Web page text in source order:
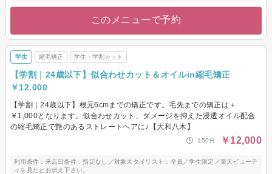
このメニューで予約
学生 縮毛矯正 学生・学割カット
【学割｜24歳以下】似合わせカット＆オイルin縮毛矯正
￥12.000
【学割｜24歳以下】根元6cmまでの矯正です。毛先までの矯正は＋
￥1,000となります。似合わせカット、ダメージを抑えた浸透オイル配合
の縮毛矯正で艶のあるストレートヘアに♪【大和八木】
150分 ￥12,000
利用条件：来店日条件：指定なし／対象スタイリスト：全員／学生限定／楽天ビューテ
ィを見たとお伝え下さい。